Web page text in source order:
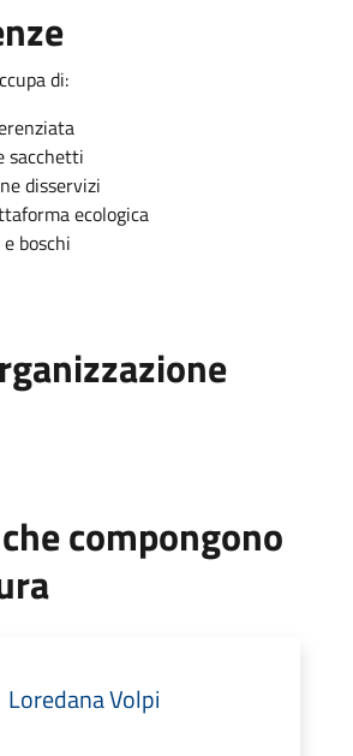
di:
sacchetti
disservizi
ecologica
boschi
compongono
Loredana Volpi